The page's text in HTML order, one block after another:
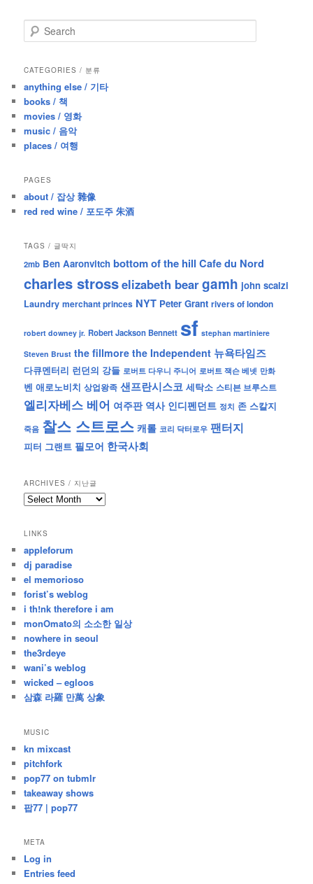
e
r
h
CATEGORIES / 분류
anything else / 기타
books / 책
movies / 영화
music / 음악
places / 여행
PAGES
about / 잡상 雜像
red red wine / 포도주 朱酒
TAGS / 글딱지
2mb Ben Aaronvitch bottom of the hill Cafe du Nord
charles strosselizabeth beargamh john scalzi
Laundry merchant princes NYT Peter Grant rivers of london
robert downey jr. Robert Jackson Bennett sf stephan martiniere
Steven Brust the fillmore the Independent 뉴욕타임즈
다큐멘터리 런던의 강들 로버트 다우니 주니어 로버트 잭슨 베넷 만화
벤 애로노비치 상업왕족 샌프란시스코 세탁소 스티븐 브루스트
엘리자베스 베어 여주판 역사 인디펜던트 정치 존 스칼지
죽음 찰스 스트로스 캐롤 코리 닥터로우 팬터지
피터 그랜트 필모어 한국사회
ARCHIVES / 지난글
archives
난
글
LINKS
appleforum
dj paradise
el memorioso
forist’s weblog
i th!nk therefore i am
monOmato의 소소한 일상
nowhere in seoul
the3rdeye
wani’s weblog
wicked – egloos
삼森 라羅 만萬 상象
MUSIC
kn mixcast
pitchfork
pop77 on tubmlr
takeaway shows
팝77 | pop77
META
Log in
Entries feed